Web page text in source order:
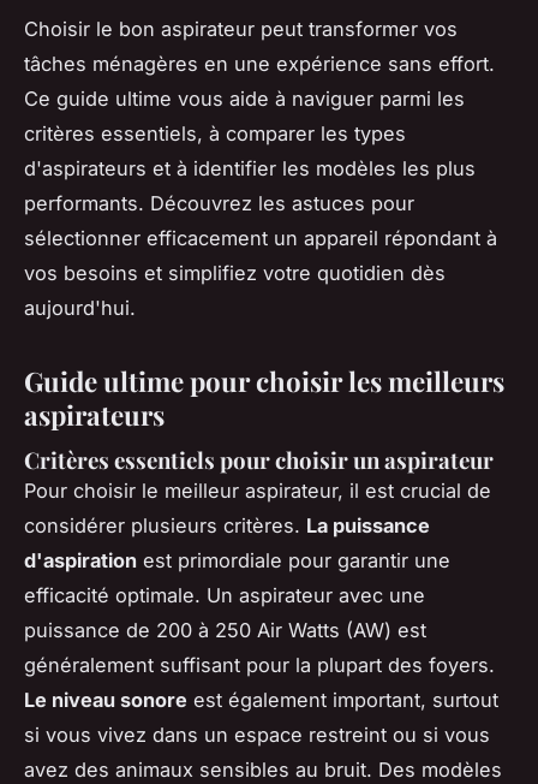
Choisir le bon aspirateur peut transformer vos
tâches ménagères en une expérience sans effort.
Ce guide ultime vous aide à naviguer parmi les
critères essentiels, à comparer les types
d'aspirateurs et à identifier les modèles les plus
performants. Découvrez les astuces pour
sélectionner efficacement un appareil répondant à
vos besoins et simplifiez votre quotidien dès
aujourd'hui.
Guide ultime pour choisir les meilleurs
aspirateurs
Critères essentiels pour choisir un aspirateur
Pour choisir le meilleur aspirateur, il est crucial de
considérer plusieurs critères. La puissance
d'aspiration est primordiale pour garantir une
efficacité optimale. Un aspirateur avec une
puissance de 200 à 250 Air Watts (AW) est
généralement suffisant pour la plupart des foyers.
Le niveau sonore est également important, surtout
si vous vivez dans un espace restreint ou si vous
avez des animaux sensibles au bruit. Des modèles